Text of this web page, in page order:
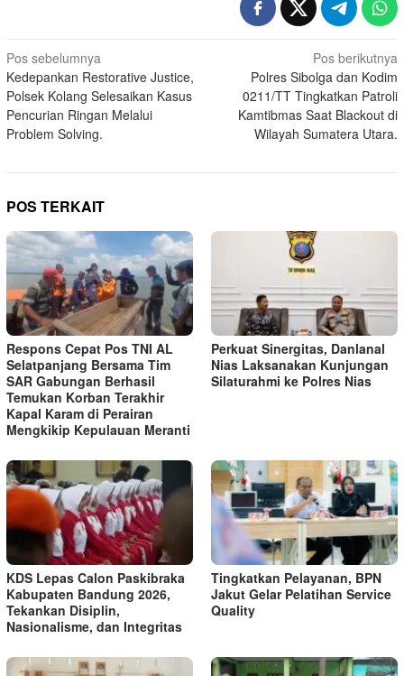
Navigasi
pos
Pos sebelumnya
Kedepankan Restorative Justice,
Polsek Kolang Selesaikan Kasus
Pencurian Ringan Melalui
Problem Solving.
Pos berikutnya
Polres Sibolga dan Kodim
0211/TT Tingkatkan Patroli
Kamtibmas Saat Blackout di
Wilayah Sumatera Utara.
POS TERKAIT
Respons Cepat Pos TNI AL
Selatpanjang Bersama Tim
SAR Gabungan Berhasil
Temukan Korban Terakhir
Kapal Karam di Perairan
Mengkikip Kepulauan Meranti
Perkuat Sinergitas, Danlanal
Nias Laksanakan Kunjungan
Silaturahmi ke Polres Nias
KDS Lepas Calon Paskibraka
Kabupaten Bandung 2026,
Tekankan Disiplin,
Nasionalisme, dan Integritas
Tingkatkan Pelayanan, BPN
Jakut Gelar Pelatihan Service
Quality